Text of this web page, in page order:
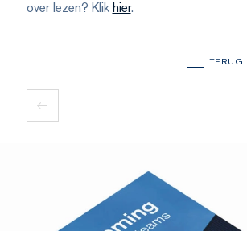
over lezen? Klikhier.
TERUG